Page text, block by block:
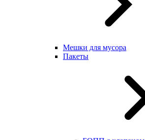
Мешки для мусора
Пакеты